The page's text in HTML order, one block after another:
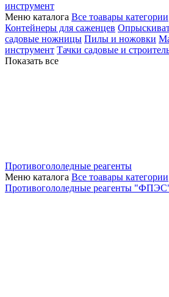
инструмент
Меню каталога Все тоавары категории
Контейнеры для саженцев
садовые ножницы Пилы и ножовки
инструмент Тачки садовые и
Показать все
Противогололедные реагенты
Меню каталога Все тоавары категории
Противогололедные реагенты